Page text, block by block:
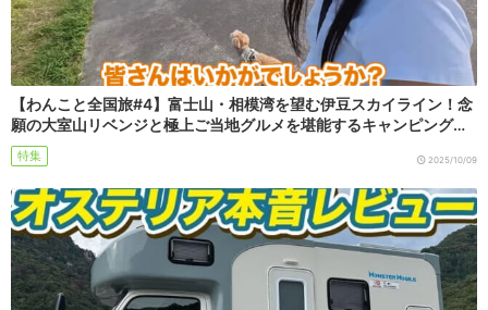
【わんこと全国旅#4】富士山・相模湾を望む伊豆スカイライン！念
願の大室山リベンジと極上ご当地グルメを堪能するキャンピング…
特集 2025/10/09